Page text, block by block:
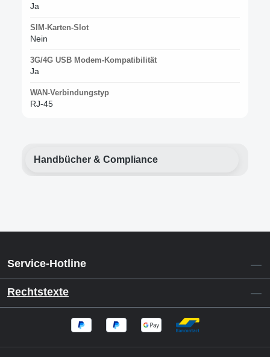
Ja
SIM-Karten-Slot
Nein
3G/4G USB Modem-Kompatibilität
Ja
WAN-Verbindungstyp
RJ-45
Handbücher & Compliance
Service-Hotline
Rechtstexte